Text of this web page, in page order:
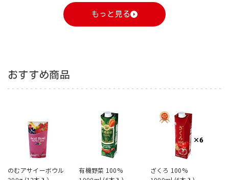
もっと見る
おすすめ商品
のむアサイーボウル
有機野菜 100%
ざくろ 100%